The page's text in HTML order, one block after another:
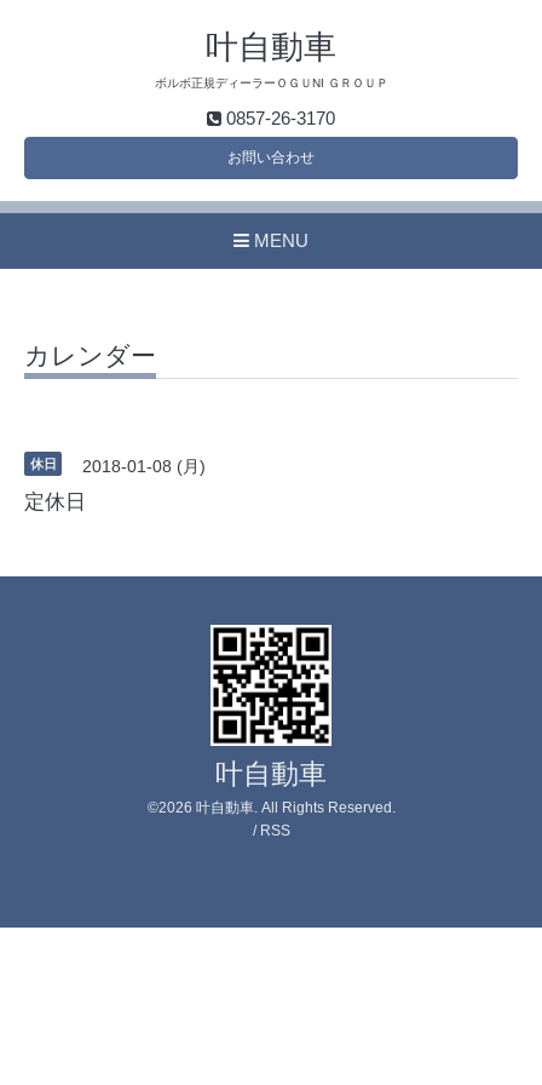
叶自動車
ボルボ正規ディーラーＯＧＵNI ＧＲＯＵＰ
0857-26-3170
お問い合わせ
MENU
カレンダー
休日 2018-01-08 (月)
定休日
叶自動車
©2026 叶自動車. All Rights Reserved.
/ RSS